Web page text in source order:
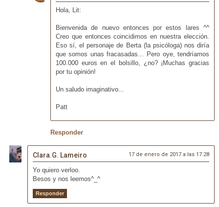
Hola, Lit:
Bienvenida de nuevo entonces por estos lares ^^
Creo que entonces coincidimos en nuestra elección.
Eso sí, el personaje de Berta (la psicóloga) nos diría
que somos unas fracasadas... Pero oye, tendríamos
100.000 euros en el bolsillo, ¿no? ¡Muchas gracias
por tu opinión!
Un saludo imaginativo...
Patt
Responder
Clara.G. Lameiro 17 de enero de 2017 a las 17:28
Yo quiero verloo.
Besos y nos leemos^_^
Responder